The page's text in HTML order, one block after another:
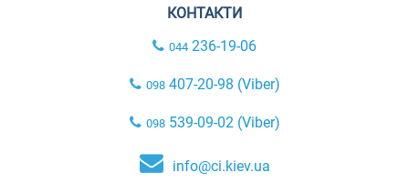
КОНТАКТИ
044 236-19-06
098407-20-98 (Viber)
098539-09-02 (Viber)
info@ci.kiev.ua